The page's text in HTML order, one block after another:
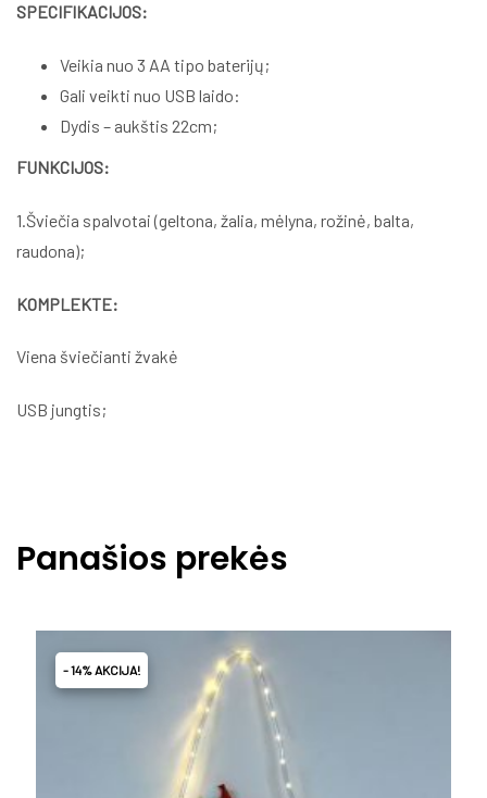
SPECIFIKACIJOS:
Veikia nuo 3 AA tipo baterijų;
Gali veikti nuo USB laido:
Dydis – aukštis 22cm;
FUNKCIJOS:
1.Šviečia spalvotai (geltona, žalia, mėlyna, rožinė, balta,
raudona);
KOMPLEKTE:
Viena šviečianti žvakė
USB jungtis;
Panašios prekės
- 14% AKCIJA!